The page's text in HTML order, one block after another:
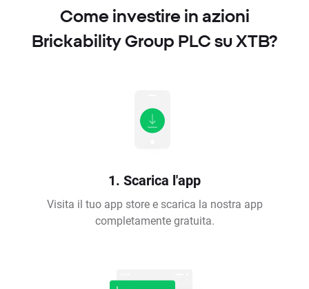
Come investire in azioni
Brickability Group PLC su XTB?
1. Scarica l'app
Visita il tuo app store e scarica la nostra app
completamente gratuita.